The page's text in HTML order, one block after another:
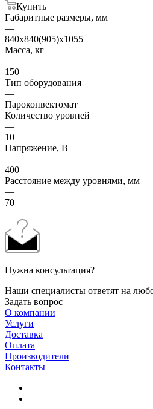
Купить
Габаритные размеры, мм
—
840x840(905)x1055
Масса, кг
—
150
Тип оборудования
—
Пароконвектомат
Количество уровней
—
10
Напряжение, В
—
400
Расстояние между уровнями, мм
—
70
Нужна консультация?
Наши специалисты ответят на
Задать вопрос
О компании
Услуги
Доставка
Оплата
Производители
Контакты